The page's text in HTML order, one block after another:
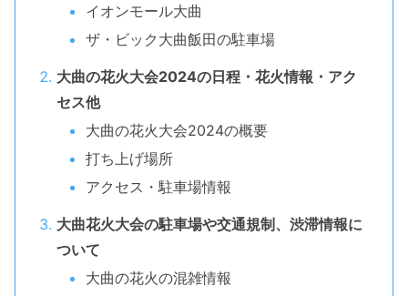
イオンモール大曲
ザ・ビック大曲飯田の駐車場
大曲の花火大会2024の日程・花火情報・アク
セス他
大曲の花火大会2024の概要
打ち上げ場所
アクセス・駐車場情報
大曲花火大会の駐車場や交通規制、渋滞情報に
ついて
大曲の花火の混雑情報